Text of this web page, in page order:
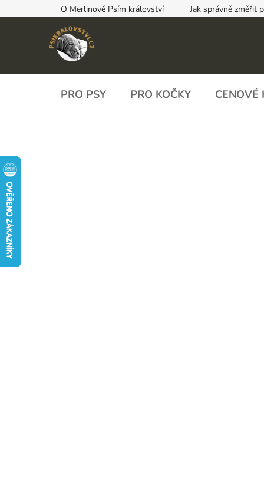
na
O Merlinově Psím království Jak správně změřit
PRO PSY PRO KOČKY CENOVÉ